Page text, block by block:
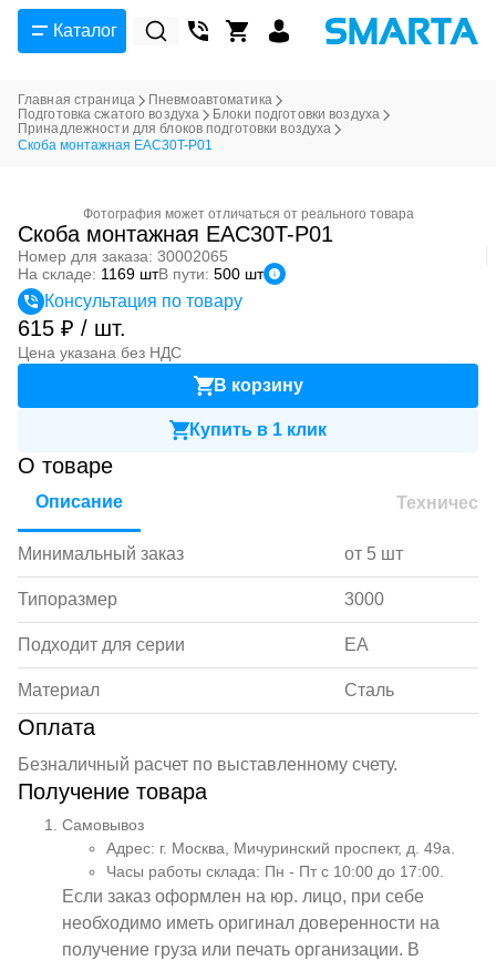
Каталог
Главная страница
Пневмоавтоматика
Подготовка сжатого воздуха
Блоки подготовки воздуха
Принадлежности для блоков подготовки воздуха
Скоба монтажная EAC30T-P01
Фотография может отличаться от реального товара
Скоба монтажная EAC30T-P01
Номер для заказа: 30002065
На складе: 1169 штВ пути: 500 шт
Консультация по товару
615 ₽ / шт.
Цена указана без НДС
В корзину
Купить в 1 клик
О товаре
Описание
Минимальный заказ от 5 шт
Типоразмер 3000
Подходит для серии EA
Материал Сталь
Оплата
Безналичный расчет по выставленному счету.
Получение товара
Самовывоз
Адрес: г. Москва, Мичуринский проспект, д. 49а.
Часы работы склада: Пн - Пт с 10:00 до 17:00.
Если заказ оформлен на юр. лицо, при себе
необходимо иметь оригинал доверенности на
получение груза или печать организации. В